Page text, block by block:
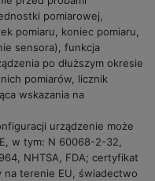
pomiarowej,
pomiaru, koniec pomiaru,
sensora), funkcja
po dłuższym okresie
pomiarów, licznik
wskazania na
urządzenie może
w tym: N 60068-2-32,
NHTSA, FDA; certyfikat
na terenie EU, świadectwo